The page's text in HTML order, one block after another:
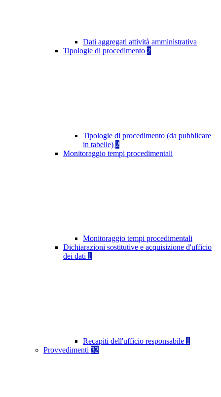
Dati aggregati attività amministrativa
Tipologie di procedimento 2
Tipologie di procedimento (da pubblicare
in tabelle) 2
Monitoraggio tempi procedimentali
Monitoraggio tempi procedimentali
Dichiarazioni sostitutive e acquisizione d'ufficio
dei dati 1
Recapiti dell'ufficio responsabile 1
Provvedimenti 32